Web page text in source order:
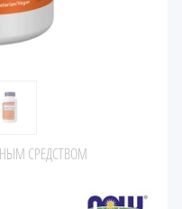
СРЕДСТВОМ